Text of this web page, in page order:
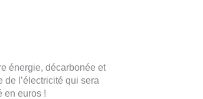
énergie, décarbonée et
l’électricité qui sera
en euros !